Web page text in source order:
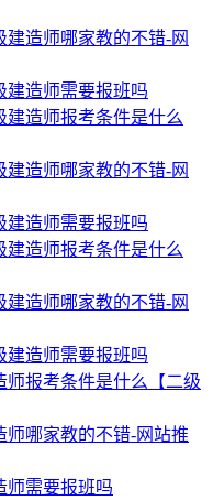
造师哪家教的不错-网
建造师需要报班吗
建造师报考条件是什么
造师哪家教的不错-网
建造师需要报班吗
建造师报考条件是什么
造师哪家教的不错-网
建造师需要报班吗
师报考条件是什么【二级
师哪家教的不错-网站推
师需要报班吗